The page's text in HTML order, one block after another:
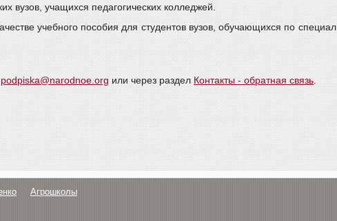
вузов, учащихся педагогических колледжей.
учебного пособия для студентов вузов, обучающихся по
podpiska@narodnoe.org или через раздел Контакты - обратная связь
Агрошколы